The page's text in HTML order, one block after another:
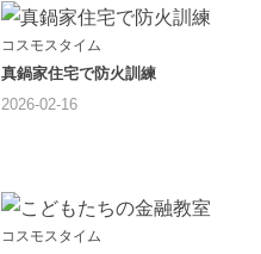
コスモスタイム
真鍋家住宅で防火訓練
2026-02-16
コスモスタイム